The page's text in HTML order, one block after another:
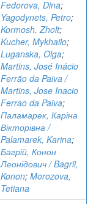
Fedorova, Dina;
Yagodynets, Petro;
Kormosh, Zholt;
Kucher, Mykhailo;
Luganska, Olga;
Martins, José Inácio
Ferrão da Paiva /
Martins, Jose Inacio
Ferrao da Paiva;
Паламарек, Каріна
Вікторівна /
Palamarek, Karina;
Багрій, Конон
Леонідович / Bagrii,
Konon; Morozova,
Tetiana